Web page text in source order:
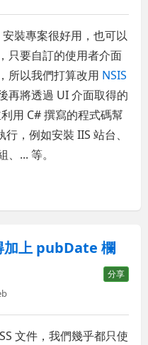
裝專案很好用，也可以
只要自訂的使用者介面
所以我們打算改用 NSIS
再將透過 UI 介面取得的
用 C# 撰寫的程式碼幫
，例如安裝 IIS 站台、
... 等。
加上 pubDate 欄
分享
文件，我們幾乎都只使